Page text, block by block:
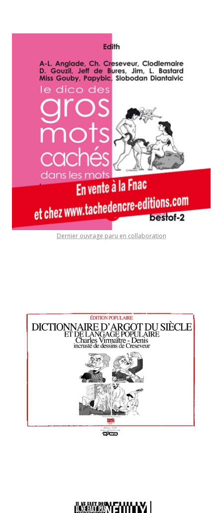
Dernier ouvrage paru en collaboration